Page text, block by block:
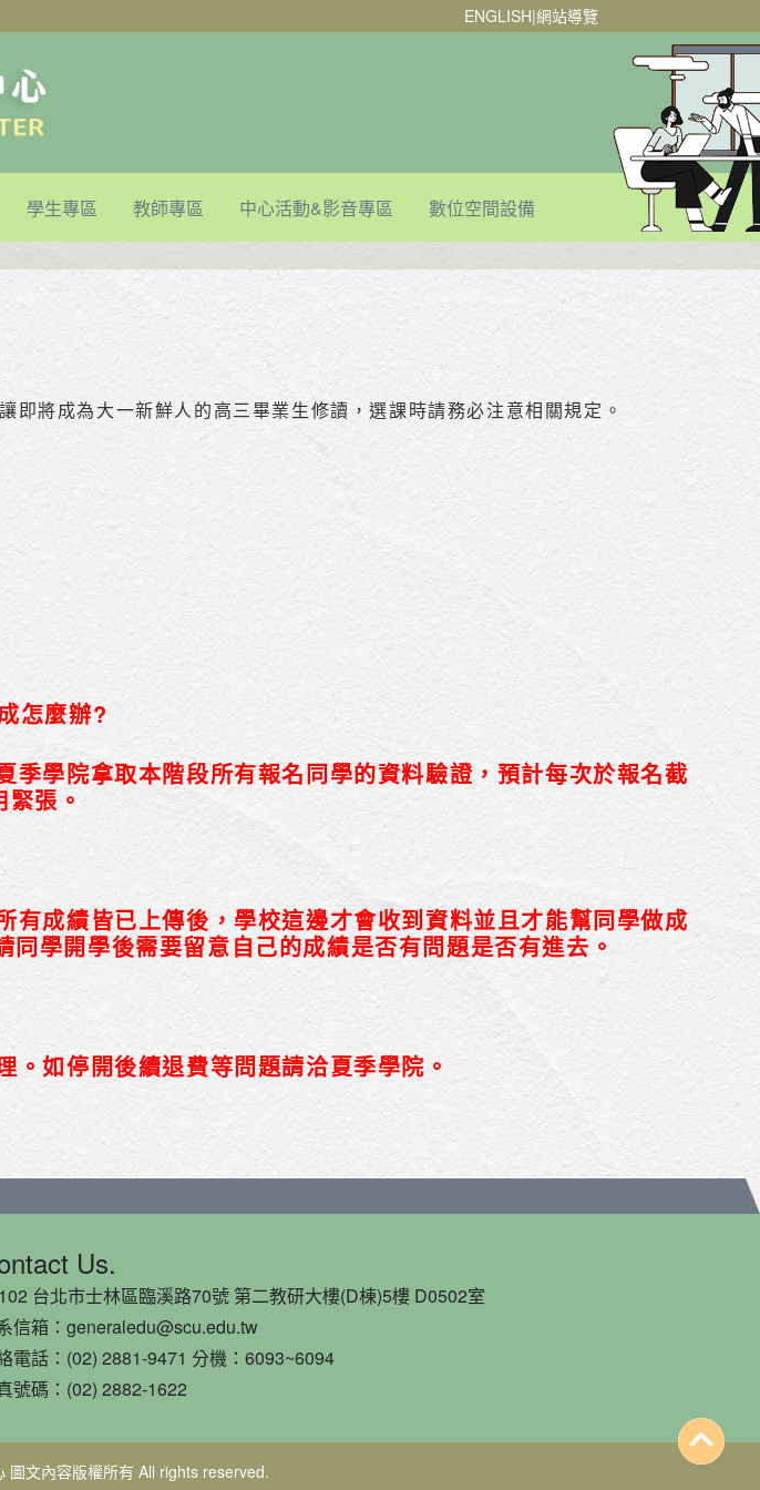
ENGLISH|網站導覽
學生專區 教師專區 中心活動&影音專區 數位空間設備
即將成為大一新鮮人的高三畢業生修讀，選課時請務必注意相關規定。
怎麼辦?
學院拿取本階段所有報名同學的資料驗證，預計每次於報名截
張。
有成績皆已上傳後，學校這邊才會收到資料並且才能幫同學做成
學開學後需要留意自己的成績是否有問題是否有進去。
如停開後續退費等問題請洽夏季學院。
Us.
台北市士林區臨溪路70號 第二教研大樓(D棟)5樓 D0502室
信箱：generaledu@scu.edu.tw
電話：(02) 2881-9471 分機：6093~6094
號碼：(02) 2882-1622
文內容版權所有 All rights reserved.